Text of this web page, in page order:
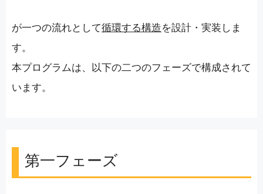
が一つの流れとして循環する構造を設計・実装しま
す。
本プログラムは、以下の二つのフェーズで構成されて
います。
第一フェーズ